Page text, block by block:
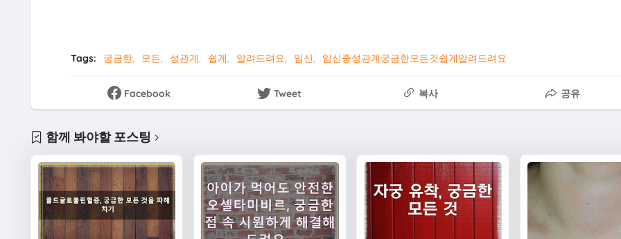
Tags: 궁금한 모든 성관계 쉽게 알려드려요 임신 임신중성관계궁금한모든것쉽게알려드려요
Facebook Tweet 복사 공유
함께 봐야할 포스팅